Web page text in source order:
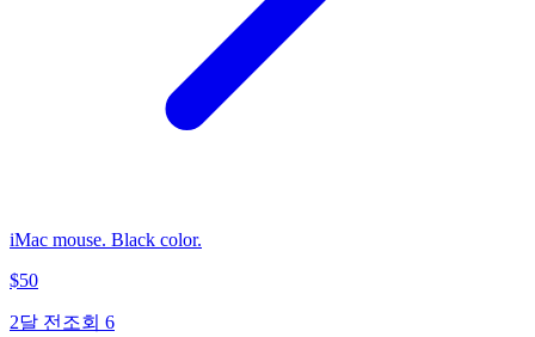
iMac mouse. Black color.
$50
2달 전 조회 6